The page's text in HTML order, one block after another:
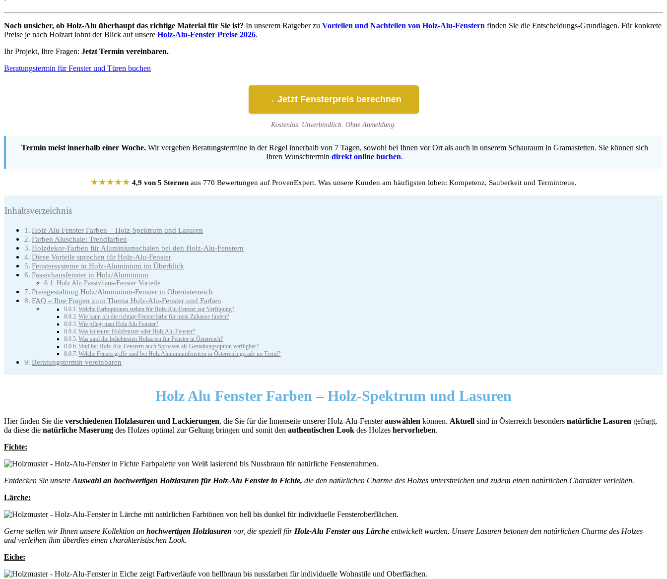
Noch unsicher, ob Holz-Alu überhaupt das richtige Material für Sie ist? In unserem Ratgeber zu Vorteilen und Nachteilen von Holz-Alu-Fenstern finden Sie die Entscheidungs-Grundlagen. Für konkrete
Preise je nach Holzart lohnt der Blick auf unsere Holz-Alu-Fenster Preise 2026.
Ihr Projekt, Ihre Fragen: Jetzt Termin vereinbaren.
Beratungstermin für Fenster und Türen buchen
→ Jetzt Fensterpreis berechnen
Kostenlos. Unverbindlich. Ohne Anmeldung.
Termin meist innerhalb einer Woche.Wir vergeben Beratungstermine in der Regel innerhalb von 7 Tagen, sowohl bei Ihnen vor Ort als auch in unserem Schauraum in Gramastetten. Sie können sich
Ihren Wunschtermin direkt online buchen.
★★★★★ 4,9 von 5 Sternen aus 770 Bewertungen auf ProvenExpert. Was unsere Kunden am häufigsten loben: Kompetenz, Sauberkeit und Termintreue.
Inhaltsverzeichnis
Holz Alu Fenster Farben – Holz-Spektrum und Lasuren
Farben Aluschale: Trendfarben
Holzdekor-Farben für Aluminiumschalen bei den Holz-Alu-Fenstern
Diese Vorteile sprechen für Holz-Alu-Fenster
Fenstersysteme in Holz-Aluminium im Überblick
Passivhausfenster in Holz/Aluminium
Holz Alu Passivhaus-Fenster Vorteile
Preisgestaltung Holz/Aluminium-Fenster in Oberösterreich
FAQ – Ihre Fragen zum Thema Holz-Alu-Fenster und Farben
Welche Farboptionen stehen für Holz-Alu-Fenster zur Verfügung?
Wie kann ich die richtige Fensterfarbe für mein Zuhause finden?
Wie pflegt man Holz Alu Fenster?
Was ist teurer Holzfenster oder Holz Alu Fenster?
Was sind die beliebtesten Holzarten für Fenster in Österreich?
Sind bei Holz-Alu-Fenstern auch Sprossen als Gestaltungsoption verfügbar?
Welche Fenstergriffe sind bei Holz Aluminiumfenstern in Österreich gerade im Trend?
Beratungstermin vereinbaren
Holz Alu Fenster Farben – Holz-Spektrum und Lasuren
Hier finden Sie die verschiedenen Holzlasuren und Lackierungen, die Sie für die Innenseite unserer Holz-Alu-Fensterauswählen können. Aktuell sind in Österreich besonders natürliche Lasuren gefragt,
da diese die natürliche Maserung des Holzes optimal zur Geltung bringen und somit den authentischen Look des Holzes hervorheben.
Fichte:
Entdecken Sie unsere Auswahl an hochwertigen Holzlasuren für Holz-Alu Fenster in Fichte, die den natürlichen Charme des Holzes unterstreichen und zudem einen natürlichen Charakter verleihen.
Lärche:
Gerne stellen wir Ihnen unsere Kollektion an hochwertigen Holzlasuren vor, die speziell für Holz-Alu Fenster aus Lärche entwickelt wurden. Unsere Lasuren betonen den natürlichen Charme des Holzes
und verleihen ihm überdies einen charakteristischen Look.
Eiche: